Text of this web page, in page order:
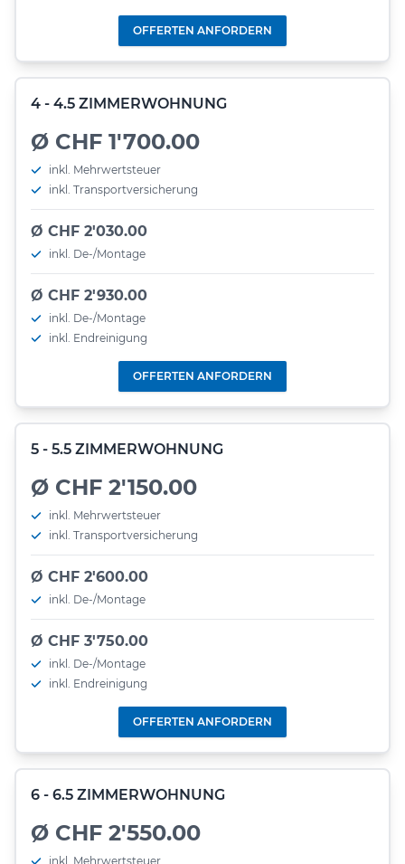
OFFERTEN ANFORDERN
4 - 4.5 ZIMMERWOHNUNG
Ø CHF 1'700.00
inkl. Mehrwertsteuer
inkl. Transportversicherung
Ø CHF 2'030.00
inkl. De-/Montage
Ø CHF 2'930.00
inkl. De-/Montage
inkl. Endreinigung
OFFERTEN ANFORDERN
5 - 5.5 ZIMMERWOHNUNG
Ø CHF 2'150.00
inkl. Mehrwertsteuer
inkl. Transportversicherung
Ø CHF 2'600.00
inkl. De-/Montage
Ø CHF 3'750.00
inkl. De-/Montage
inkl. Endreinigung
OFFERTEN ANFORDERN
6 - 6.5 ZIMMERWOHNUNG
Ø CHF 2'550.00
inkl. Mehrwertsteuer